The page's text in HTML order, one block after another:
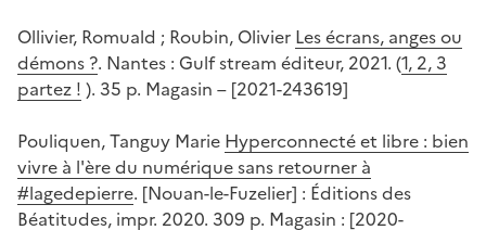
Ollivier, Romuald ; Roubin, Olivier Les écrans, anges ou
démons ?. Nantes : Gulf stream éditeur, 2021. (1, 2, 3
partez ! ). 35 p. Magasin – [2021-243619]
Pouliquen, Tanguy Marie Hyperconnecté et libre : bien
vivre à l'ère du numérique sans retourner à
#lagedepierre. [Nouan-le-Fuzelier] : Éditions des
Béatitudes, impr. 2020. 309 p. Magasin : [2020-